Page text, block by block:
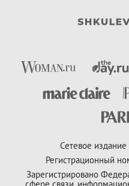
Сетевое
Регистрационный
Зарегистрировано
сфере связи,